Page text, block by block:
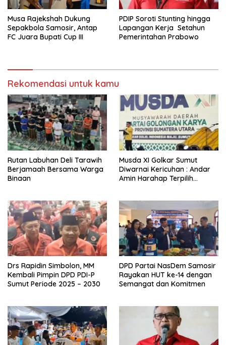
Musa Rajekshah Dukung
Sepakbola Samosir, Antap
FC Juara Bupati Cup III
PDIP Soroti Stunting hingga
Lapangan Kerja Setahun
Pemerintahan Prabowo
Rekomendasi untuk kamu
Rutan Labuhan Deli Tarawih
Berjamaah Bersama Warga
Binaan
Musda XI Golkar Sumut
Diwarnai Kericuhan : Andar
Amin Harahap Terpilih
Drs Rapidin Simbolon, MM
Kembali Pimpin DPD PDI-P
Sumut Periode 2025 – 2030
DPD Partai NasDem Samosir
Rayakan HUT ke-14 dengan
Semangat dan Komitmen